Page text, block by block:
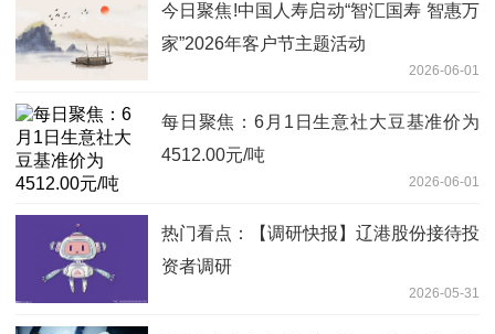
今日聚焦!中国人寿启动“智汇国寿 智惠万
家”2026年客户节主题活动
2026-06-01
每日聚焦：6月1日生意社大豆基准价为
4512.00元/吨
2026-06-01
热门看点：【调研快报】辽港股份接待投
资者调研
2026-05-31